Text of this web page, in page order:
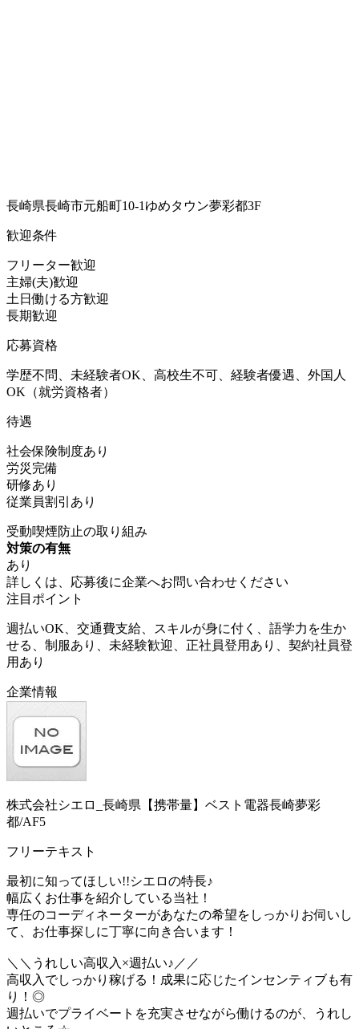
長崎県長崎市元船町10-1ゆめタウン夢彩都3F
歓迎条件
フリーター歓迎
主婦(夫)歓迎
土日働ける方歓迎
長期歓迎
応募資格
学歴不問、未経験者OK、高校生不可、経験者優遇、外国人
OK（就労資格者）
待遇
社会保険制度あり
労災完備
研修あり
従業員割引あり
受動喫煙防止の取り組み
対策の有無
あり
詳しくは、応募後に企業へお問い合わせください
注目ポイント
週払いOK、交通費支給、スキルが身に付く、語学力を生か
せる、制服あり、未経験歓迎、正社員登用あり、契約社員登
用あり
企業情報
株式会社シエロ_長崎県【携帯量】ベスト電器長崎夢彩
都/AF5
フリーテキスト
最初に知ってほしい!!シエロの特長♪
幅広くお仕事を紹介している当社！
専任のコーディネーターがあなたの希望をしっかりお伺いし
て、お仕事探しに丁寧に向き合います！
＼＼うれしい高収入×週払い♪／／
高収入でしっかり稼げる！成果に応じたインセンティブも有
り！◎
週払いでプライベートを充実させながら働けるのが、うれし